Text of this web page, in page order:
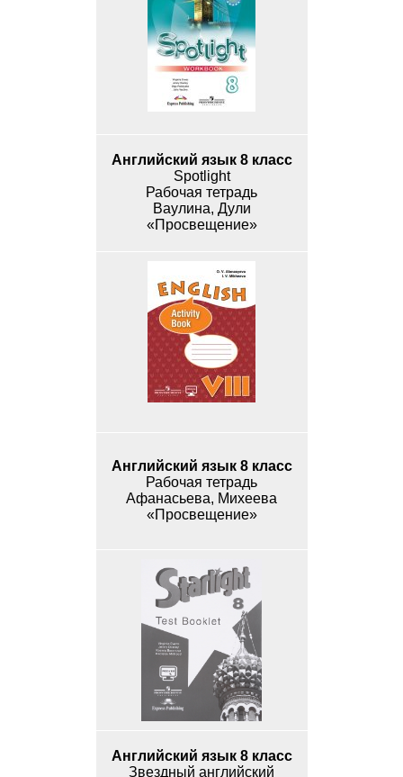
Английский язык 8 класс
Spotlight
Рабочая тетрадь
Ваулина, Дули
«Просвещение»
Английский язык 8 класс
Рабочая тетрадь
Афанасьева, Михеева
«Просвещение»
Английский язык 8 класс
Звездный английский